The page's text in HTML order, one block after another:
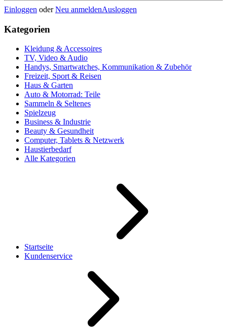
Einloggen oderNeu anmeldenAusloggen
Kategorien
Kleidung & Accessoires
TV, Video & Audio
Handys, Smartwatches, Kommunikation & Zubehör
Freizeit, Sport & Reisen
Haus & Garten
Auto & Motorrad: Teile
Sammeln & Seltenes
Spielzeug
Business & Industrie
Beauty & Gesundheit
Computer, Tablets & Netzwerk
Haustierbedarf
Alle Kategorien
Startseite
Kundenservice